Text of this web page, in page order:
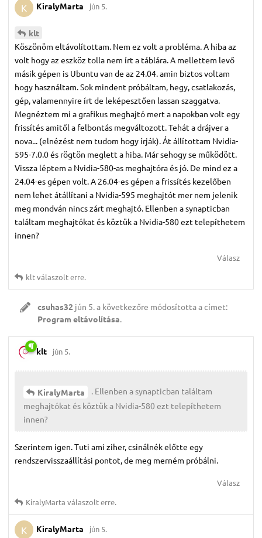
K KiralyMarta jún 5.
klt
Köszönöm eltávolítottam. Nem ez volt a probléma. A hiba az
volt hogy az eszköz tolla nem írt a táblára. A mellettem levő
másik gépen is Ubuntu van de az 24.04. amin biztos voltam
hogy használtam. Sok mindent próbáltam, hegy, csatlakozás,
gép, valamennyire írt de leképesztően lassan szaggatva.
Megnéztem mi a grafikus meghajtó mert a napokban volt egy
frissítés amitől a felbontás megváltozott. Tehát a drájver a
nova... (elnézést nem tudom hogy írják). Át állítottam Nvidia-
595-7.0.0 és rögtön meglett a hiba. Már sehogy se működött.
Vissza léptem a Nvidia-580-as meghajtóra és jó. De mind ez a
24.04-es gépen volt. A 26.04-es gépen a frissítés kezelőben
nem lehet átállítani a Nvidia-595 meghajtót mer nem jelenik
meg mondván nincs zárt meghajtó. Ellenben a synapticban
találtam meghajtókat és köztük a Nvidia-580 ezt telepíthetem
innen?
Válasz
kltválaszolt erre.
csuhas32 jún 5.a következőre módosította a címet:
Program eltávolítása.
klt jún 5.
KiralyMarta
. Ellenben a synapticban találtam
meghajtókat és köztük a Nvidia-580 ezt telepíthetem
innen?
Szerintem igen. Tuti ami ziher, csinálnék előtte egy
rendszervisszaállítási pontot, de meg merném próbálni.
Válasz
KiralyMarta válaszolt erre.
K KiralyMarta jún 5.